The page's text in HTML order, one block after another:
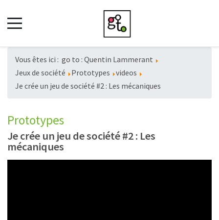
Vous êtes ici : go to : Quentin Lammerant
Jeux de société
Prototypes
videos
Je crée un jeu de société #2 : Les mécaniques
Prototypes
Je crée un jeu de société #2 : Les
mécaniques